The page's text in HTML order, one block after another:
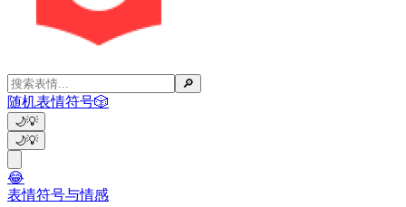
🔎
随机表情符号🎲
🌙💡
🌙💡
😂
表情符号与情感